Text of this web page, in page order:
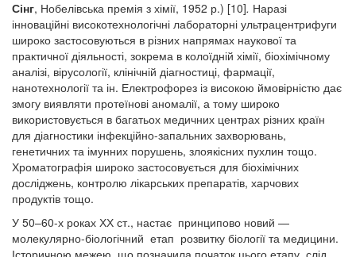
Сінг, Нобелівська премія з хімії, 1952 р.) [10]. Наразі
інноваційні високотехнологічні лабораторні ультрацентрифуги
широко застосовуються в різних напрямах наукової та
практичної діяльності, зокрема в колоїдній хімії, біохімічному
аналізі, вірусології, клінічній діагностиці, фармації,
нанотехнології та ін. Електрофорез із високою ймовірністю дає
змогу виявляти протеїнові аномалії, а тому широко
використовується в багатьох медичних центрах різних країн
для діагностики інфекційно-запальних захворювань,
генетичних та імунних порушень, злоякісних пухлин тощо.
Хроматографія широко застосовується для біохімічних
досліджень, контролю лікарських препаратів, харчових
продуктів тощо.
У 50–60-х роках ХХ ст., настає принципово новий —
молекулярно-біологічний етап розвитку біології та медицини.
Історичною межею, що позначила початок цього етапу, слід